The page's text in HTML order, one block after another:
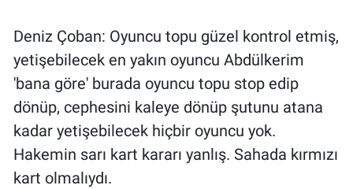
Deniz Çoban: Oyuncu topu güzel kontrol etmiş,
yetişebilecek en yakın oyuncu Abdülkerim
'bana göre' burada oyuncu topu stop edip
dönüp, cephesini kaleye dönüp şutunu atana
kadar yetişebilecek hiçbir oyuncu yok.
Hakemin sarı kart kararı yanlış. Sahada kırmızı
kart olmalıydı.